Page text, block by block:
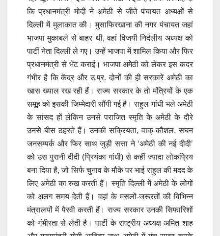
कि प्रधानमंत्री मोदी ने अमेठी से जीते पंचायत अध्यक्षों से
दिल्ली में मुलाकात की। मुसाफिरखाना की नगर पंचायत जहां
भाजपा मुकाबले से बाहर थी, वहां विजयी निर्दलीय अध्यक्ष को
पार्टी नेता दिल्ली ले गए। उन्हें भाजपा में शामिल किया और फिर
प्रधानमंत्री से भेंट कराई। भाजपा अमेठी को लेकर इस कदर
गंभीर है कि केंद्र और उ.प्र. दोनों की ही सरकारें अमेठी का
खास ख्याल रख रही हैं। राज्य सरकार के तो मंत्रियों के एक
समूह को इसकी जिम्मेदारी सौंपी गई है। राहुल गांधी भले अमेठी
के सांसद हों लेकिन उनसे पराजित स्मृति के अमेठी के दौरे
उनसे बीस ठहरते हैं। उनकी सक्रियता, वाक्-कौशल, सघन
जनसम्पर्क और फिर साथ जुड़ी सत्ता ने ‘अमेठी की नई दीदी’
को उस पुरानी दीदी (प्रियंका गांधी) से कहीं ज्यादा लोकप्रिय
बना दिया है, जो सिर्फ चुनाव के मौके पर भाई राहुल की मदद के
लिए अमेठी का रुख करती हैं। स्मृति दिल्ली में अमेठी के लोगों
को अलग समय देती हैं। वहां के मसलों-जरूरतों की विभिन्न
मंत्रालयों में पैरवी करती हैं। राज्य सरकार उनकी सिफारिशों
को गंभीरता से लेती है। पार्टी के राष्ट्रीय अध्यक्ष अमित शाह